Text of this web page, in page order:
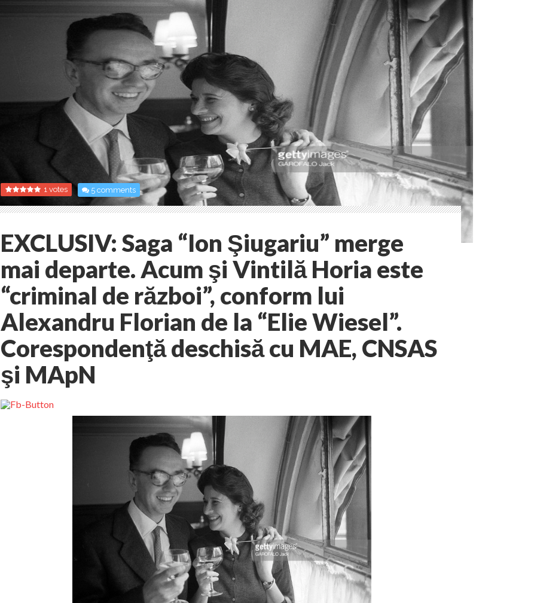
1 votes 5 comments
EXCLUSIV: Saga “Ion Şiugariu” merge
mai departe. Acum şi Vintilă Horia este
“criminal de război”, conform lui
Alexandru Florian de la “Elie Wiesel”.
Corespondenţă deschisă cu MAE, CNSAS
şi MApN